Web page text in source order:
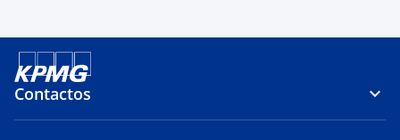
Contactos